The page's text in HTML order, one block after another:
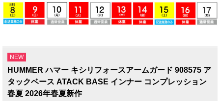
NEW
HUMMER ハマー キシリフォースアームガード 908575 ア
タックベース ATACK BASE インナー コンプレッション
春夏 2026年春夏新作